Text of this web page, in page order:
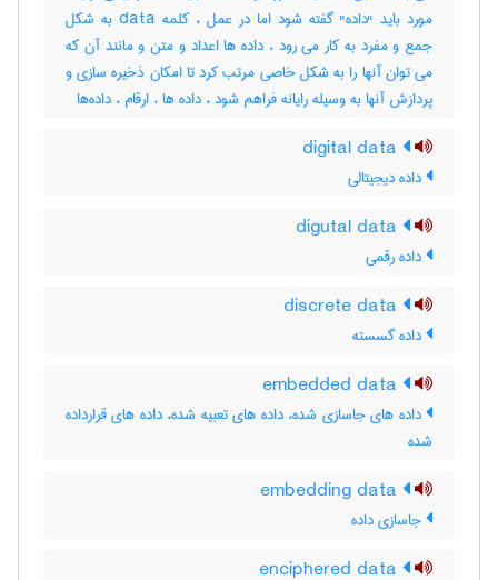
مورد باید "داده" گفته شود اما در عمل ، کلمه data به شکل
جمع و مفرد به کار می رود ، داده ها اعداد و متن و مانند آن که
می توان آنها را به شکل خاصی مرتب کرد تا امکان ذخیره سازی و
پردازش آنها به وسیله رایانه فراهم شود ، داده ها ، ارقام ، داده‌ها
داده دیجیتالی
داده رقمی
داده گسسته
داده های جاسازی شده، داده های تعبیه شده، داده های قرارداده
شده
جاسازی داده